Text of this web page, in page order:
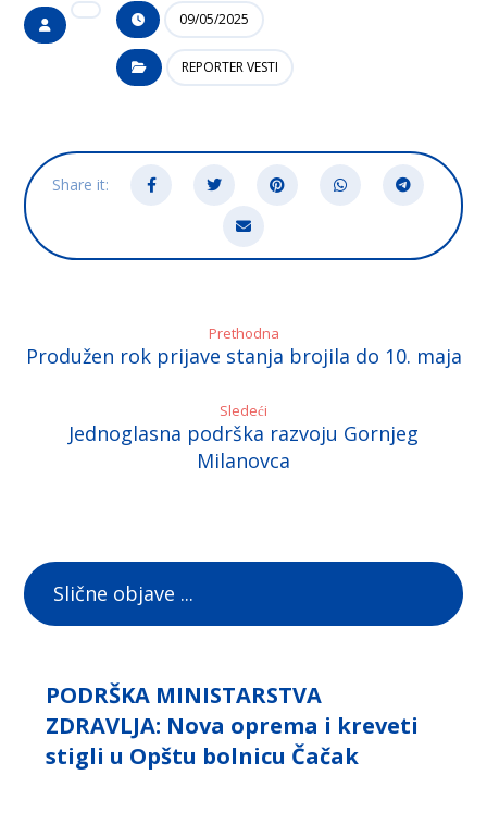
09/05/2025
REPORTER VESTI
Prethodna
Produžen rok prijave stanja brojila do 10. maja
Sledeći
Jednoglasna podrška razvoju Gornjeg
Milanovca
Slične objave ...
PODRŠKA MINISTARSTVA
ZDRAVLJA: Nova oprema i kreveti
stigli u Opštu bolnicu Čačak